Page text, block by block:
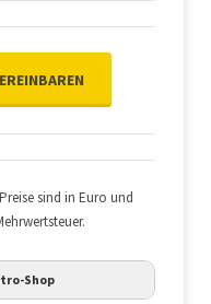
sind in Euro und
Shop